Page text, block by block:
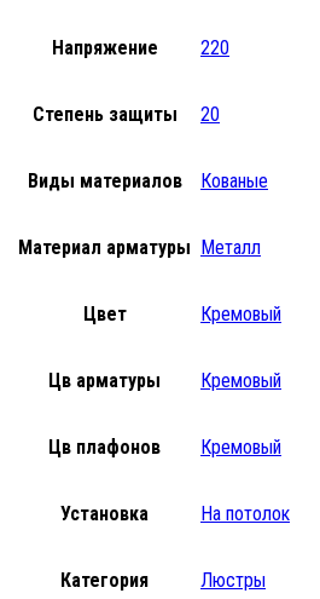
Напряжение 220
Степень защиты 20
Виды материалов Кованые
Материал арматуры Металл
Цвет Кремовый
Цв арматуры Кремовый
Цв плафонов Кремовый
Установка На потолок
Категория Люстры